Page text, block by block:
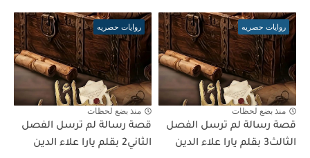
روايات حصريه
منذ بضع لحظات
قصة رسالة لم ترسل الفصل
الثالث3 بقلم يارا علاء الدين
روايات حصريه
منذ بضع لحظات
قصة رسالة لم ترسل الفصل
الثاني2 بقلم يارا علاء الدين